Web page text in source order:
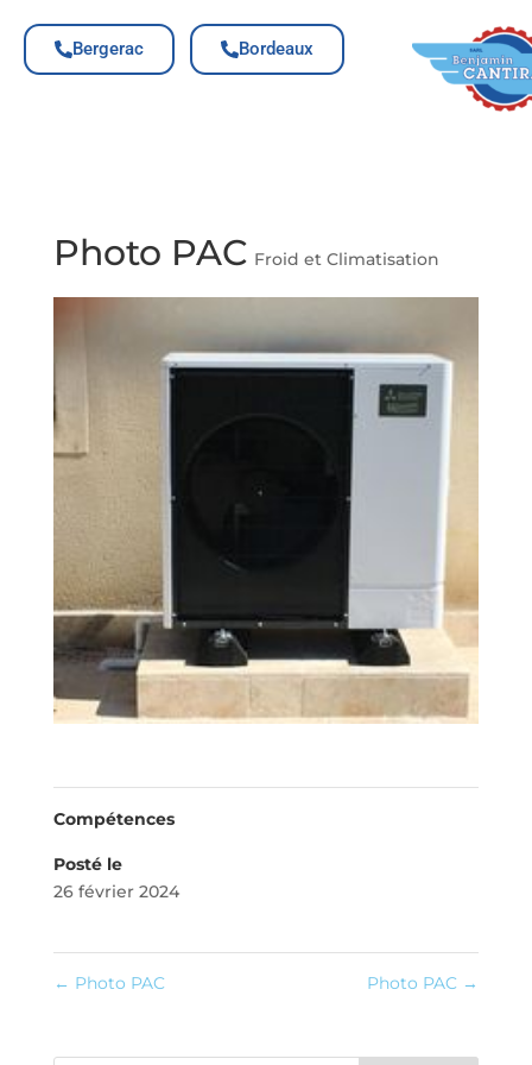
Bergerac Bordeaux
Photo PAC Froid et Climatisation
Compétences
Posté le
26 février 2024
← Photo PAC Photo PAC →